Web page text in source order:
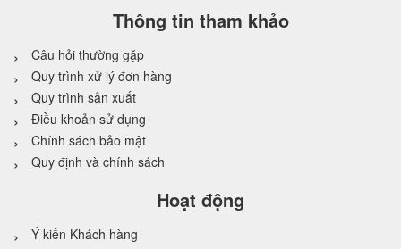
Thông tin tham khảo
Câu hỏi thường gặp
Quy trình xử lý đơn hàng
Quy trình sản xuất
Điều khoản sử dụng
Chính sách bảo mật
Quy định và chính sách
Hoạt động
Ý kiến Khách hàng